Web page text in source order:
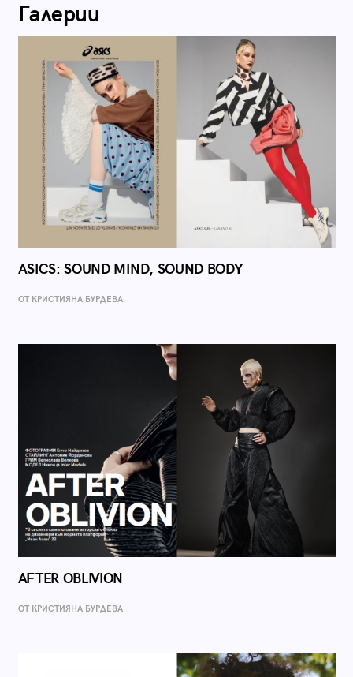
Галерии
ASICS: SOUND MIND, SOUND BODY
ОТ КРИСТИЯНА БУРДЕВА
AFTER OBLIVION
ОТ КРИСТИЯНА БУРДЕВА